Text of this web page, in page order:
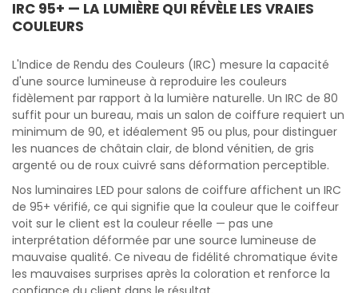
IRC 95+ — LA LUMIÈRE QUI RÉVÈLE LES VRAIES
COULEURS
L'Indice de Rendu des Couleurs (IRC) mesure la capacité
d'une source lumineuse à reproduire les couleurs
fidèlement par rapport à la lumière naturelle. Un IRC de 80
suffit pour un bureau, mais un salon de coiffure requiert un
minimum de 90, et idéalement 95 ou plus, pour distinguer
les nuances de châtain clair, de blond vénitien, de gris
argenté ou de roux cuivré sans déformation perceptible.
Nos luminaires LED pour salons de coiffure affichent un IRC
de 95+ vérifié, ce qui signifie que la couleur que le coiffeur
voit sur le client est la couleur réelle — pas une
interprétation déformée par une source lumineuse de
mauvaise qualité. Ce niveau de fidélité chromatique évite
les mauvaises surprises après la coloration et renforce la